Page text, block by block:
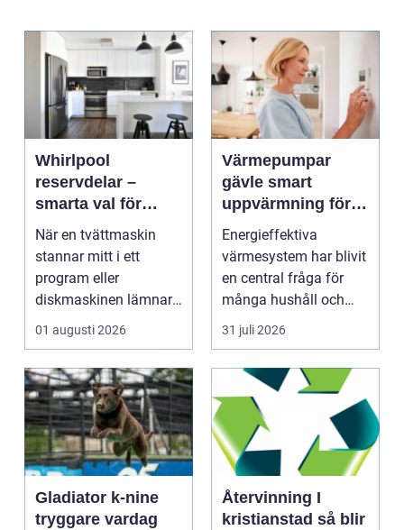
Whirlpool
reservdelar –
smarta val för
längre livslängd på
vitvaror
När en tvättmaskin
stannar mitt i ett
program eller
diskmaskinen lämnar
disken smutsi...
01 augusti 2026
Värmepumpar
gävle smart
uppvärmning för
hus och företag
Energieffektiva
värmesystem har blivit
en central fråga för
många hushåll och
fastighetsägare i
31 juli 2026
Gladiator k-nine
tryggare vardag
Återvinning I
kristianstad så blir